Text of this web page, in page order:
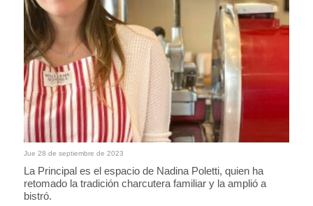
Jue 28 de septiembre de 2023
La Principal es el espacio de Nadina Poletti, quien ha
retomado la tradición charcutera familiar y la amplió a
bistró.